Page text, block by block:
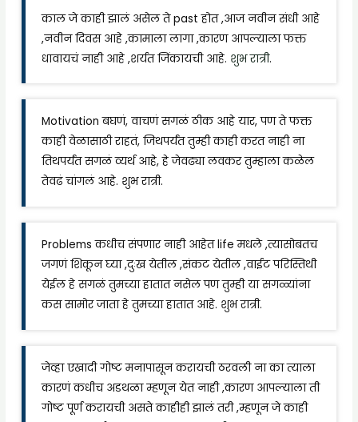
काल जे काही झालं असेल ते past होत ,आज नवीन संधी आहे
,नवीन दिवस आहे ,कामाला लागा ,कारण आपल्याला फक्त
धावायचं नाही आहे ,शर्यत जिंकायची आहे. शुभ रात्री.
Motivation बघणं, वाचणं सगळं ठीक आहे यार, पण ते फक्त
काही वेळासाठी राहतं, जिथपर्यंत तुम्ही काही करत नाही ना
तिथपर्यंत सगळं व्यर्थ आहे, हे जेवढ्या लवकर तुम्हाला कळेल
तेवढं चांगलं आहे. शुभ रात्री.
Problems कधीच संपणार नाही आहेत life मधले ,त्यासोबतच
जगणं शिकून घ्या ,दुःख येतील ,संकट येतील ,वाईट परिस्तिथी
येईल हे सगळं तुमच्या हातात नसेल पण तुम्ही या सगळ्यांना
कस सामोर जाता हे तुमच्या हातात आहे. शुभ रात्री.
जेव्हा एखादी गोष्ट मनापासून करायची ठरवली ना का त्याला
कारणं कधीच अडथळा म्हणून येत नाही ,कारण आपल्याला ती
गोष्ट पूर्ण करायची असते काहीही झालं तरी ,म्हणून जे काही